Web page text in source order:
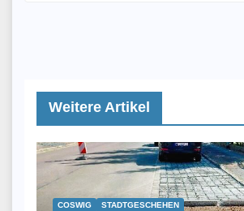
Weitere Artikel
COSWIG STADTGESCHEHEN